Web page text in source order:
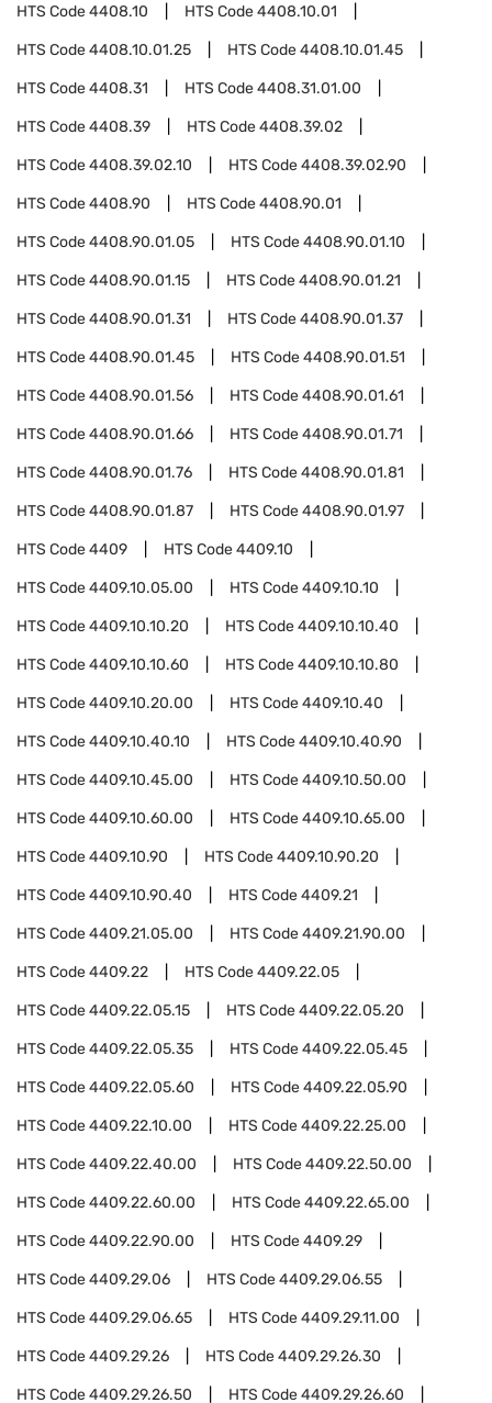
HTS Code4408.10 HTS Code4408.10.01
HTS Code4408.10.01.25 HTS Code4408.10.01.45
HTS Code4408.31 HTS Code4408.31.01.00
HTS Code4408.39 HTS Code4408.39.02
HTS Code4408.39.02.10 HTS Code4408.39.02.90
HTS Code4408.90 HTS Code4408.90.01
HTS Code4408.90.01.05 HTS Code4408.90.01.10
HTS Code4408.90.01.15 HTS Code4408.90.01.21
HTS Code4408.90.01.31 HTS Code4408.90.01.37
HTS Code4408.90.01.45 HTS Code4408.90.01.51
HTS Code4408.90.01.56 HTS Code4408.90.01.61
HTS Code4408.90.01.66 HTS Code4408.90.01.71
HTS Code4408.90.01.76 HTS Code4408.90.01.81
HTS Code4408.90.01.87 HTS Code4408.90.01.97
HTS Code4409 HTS Code4409.10
HTS Code4409.10.05.00 HTS Code4409.10.10
HTS Code4409.10.10.20 HTS Code4409.10.10.40
HTS Code4409.10.10.60 HTS Code4409.10.10.80
HTS Code4409.10.20.00 HTS Code4409.10.40
HTS Code4409.10.40.10 HTS Code4409.10.40.90
HTS Code4409.10.45.00 HTS Code4409.10.50.00
HTS Code4409.10.60.00 HTS Code4409.10.65.00
HTS Code4409.10.90 HTS Code4409.10.90.20
HTS Code4409.10.90.40 HTS Code4409.21
HTS Code4409.21.05.00 HTS Code4409.21.90.00
HTS Code4409.22 HTS Code4409.22.05
HTS Code4409.22.05.15 HTS Code4409.22.05.20
HTS Code4409.22.05.35 HTS Code4409.22.05.45
HTS Code4409.22.05.60 HTS Code4409.22.05.90
HTS Code4409.22.10.00 HTS Code4409.22.25.00
HTS Code4409.22.40.00 HTS Code4409.22.50.00
HTS Code4409.22.60.00 HTS Code4409.22.65.00
HTS Code4409.22.90.00 HTS Code4409.29
HTS Code4409.29.06 HTS Code4409.29.06.55
HTS Code4409.29.06.65 HTS Code4409.29.11.00
HTS Code4409.29.26 HTS Code4409.29.26.30
HTS Code4409.29.26.50 HTS Code4409.29.26.60